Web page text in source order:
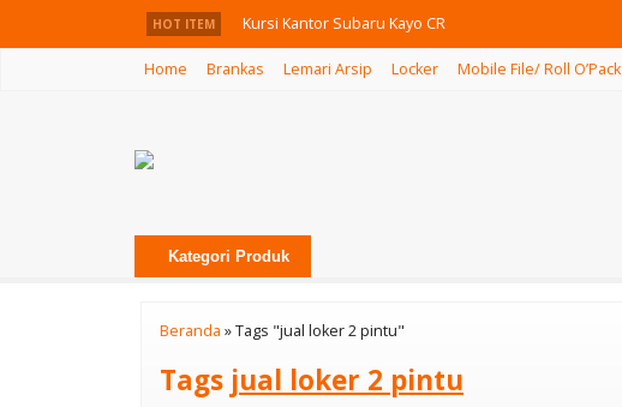
HOT ITEM Kursi Kantor Subaru Kayo CR
Kursi Kantor Subaru Kato CR
Kursi Susun Hanako MK-3046
Home Brankas Lemari Arsip Locker Mobile File/ Roll O’Pack
Kategori Produk
Beranda »Tags "jual loker 2 pintu"
Tags jual loker 2 pintu